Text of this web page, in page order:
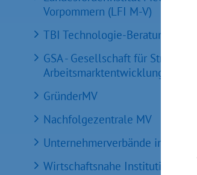
Vorpommern (LFI M-V)
TBI Technologie-Beratungs-
GSA - Gesellschaft für Struktur &
Arbeitsmarktentwicklung mbH
GründerMV
Nachfolgezentrale MV
Unternehmerverbände in MV
Wirtschaftsnahe Institutionen